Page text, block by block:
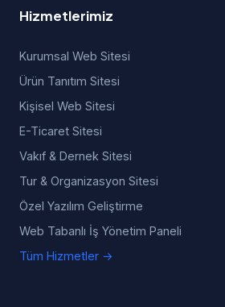
Hizmetlerimiz
Kurumsal Web Sitesi
Ürün Tanıtım Sitesi
Kişisel Web Sitesi
E-Ticaret Sitesi
Vakıf & Dernek Sitesi
Tur & Organizasyon Sitesi
Özel Yazılım Geliştirme
Web Tabanlı İş Yönetim Paneli
Tüm Hizmetler →